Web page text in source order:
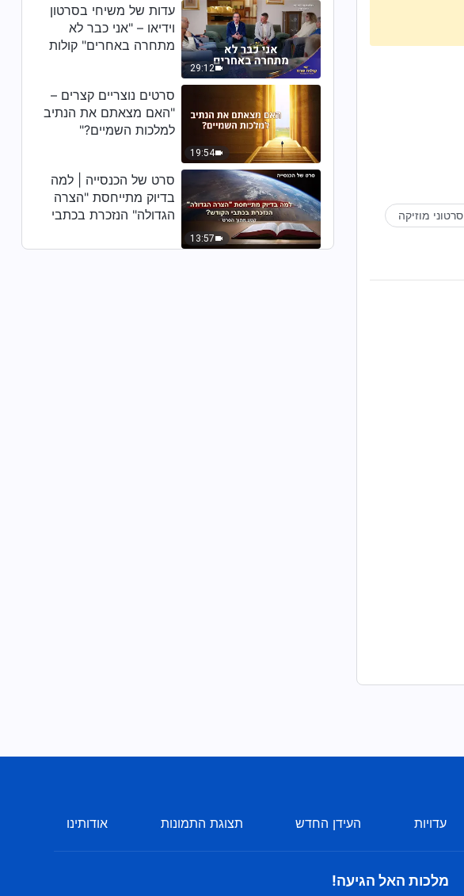
סרטוני מוזיקה
29:12
עדות של משיחי בסרטון
וידיאו – "אני כבר לא
מתחרה באחרים" קולות
19:54
סרטים נוצריים קצרים –
"האם מצאתם את הנתיב
למלכות השמיים?"
13:57
סרט של הכנסייה | למה
בדיוק מתייחסת "הצרה
הגדולה" הנזכרת בכתבי
מסרט)
עדויות העידן החדש תצוגת התמונות אודותינו
מלכות האל הגיעה!